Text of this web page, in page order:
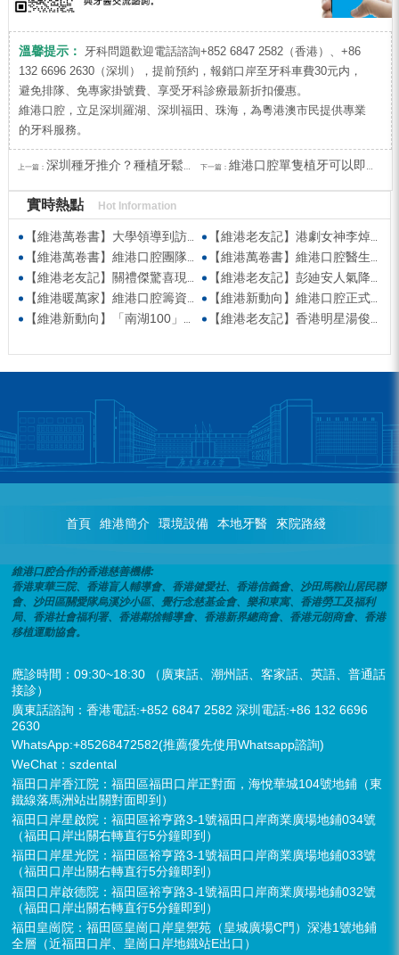
溫馨提示：
牙科問題歡迎電話諮詢+852 6847 2582（香港）、+86
132 6696 2630（深圳），提前預約，報銷口岸至牙科車費30元内，
避免排隊、免專家掛號費、享受牙科診療最新折扣優惠。
維港口腔，立足深圳羅湖、深圳福田、珠海，為粵港澳市民提供專業
的牙科服務。
上一篇： 深圳種牙推介？種植牙鬆動點辦？深圳種牙收費？ 下一篇： 維港口腔單隻植牙可以即日完成嗎？植牙過程要幾耐？
實時熱點 Hot Information
【維港萬卷書】大學領導到訪維港口腔參觀交流 高度讚賞院感消毒與規範化管理
【維港老友記】港劇女神李焯寧現身維港口腔擔任一日店長，分享護牙心得
【維港萬卷書】維港口腔團隊走進香港書展 感受閱讀力量拓寬專業視野
【維港萬卷書】維港口腔醫生團隊受邀參與美國登士柏西諾德專題研討 聚焦無牙頜種植修復前沿策略
【維港老友記】關禮傑驚喜現身維港口腔出任明星一日CEO 即場演繹同分享經驗！
【維港老友記】彭廸安人氣降臨維港口腔任明星一日店長 勁歌熱舞快閃表演點燃全場！
【維港暖萬家】維港口腔籌資捐款援助廣西洪澇災區 攜手香港廣西南寧同鄉會共獻愛心
【維港新動向】維港口腔正式獲聘為「羅湖區社會醫療機構行業協會監事單位」
【維港新動向】「南湖100」品牌發佈會 維港口腔獲評「突出貢獻企業」殊榮
【維港老友記】香港明星湯俊明驚喜現身維港口腔 擔任明星一日店長！
首頁 維港簡介 環境設備 本地牙醫 來院路綫
維港口腔合作的香港慈善機構:
香港東華三院、香港盲人輔導會、香港健愛社、香港信義會、沙田馬鞍山居民聯
會、沙田區關愛隊烏溪沙小區、覺行念慈基金會、樂和東寓、香港勞工及福利
局、香港社會福利署、香港鄰捨輔導會、香港新界總商會、香港元朗商會、香港
移植運動協會。
應診時間：09:30~18:30 （廣東話、潮州話、客家話、英語、普通話
接診）
廣東話諮詢：香港電話:+852 6847 2582 深圳電話:+86 132 6696
2630
WhatsApp:+85268472582(推薦優先使用Whatsapp諮詢)
WeChat：szdental
福田口岸香江院：福田區福田口岸正對面，海悅華城104號地鋪（東
鐵線落馬洲站出關對面即到）
福田口岸星啟院：福田區裕亨路3-1號福田口岸商業廣場地鋪034號
（福田口岸出關右轉直行5分鐘即到）
福田口岸星光院：福田區裕亨路3-1號福田口岸商業廣場地鋪033號
（福田口岸出關右轉直行5分鐘即到）
福田口岸啟德院：福田區裕亨路3-1號福田口岸商業廣場地鋪032號
（福田口岸出關右轉直行5分鐘即到）
福田皇崗院：福田區皇崗口岸皇禦苑（皇城廣場C門）深港1號地鋪
全層（近福田口岸、皇崗口岸地鐵站E出口）